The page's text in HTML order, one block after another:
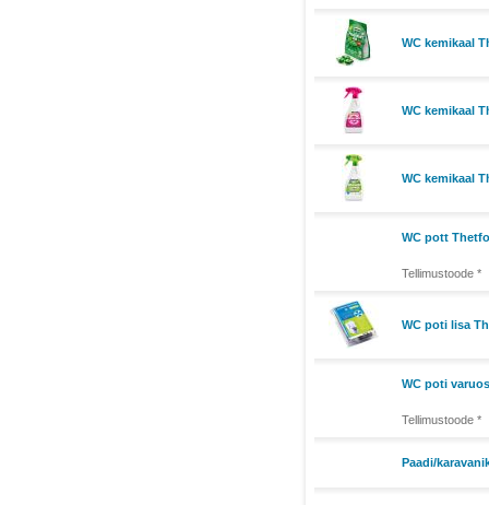
WC kemikaal
WC kemikaal
WC kemikaal
WC pott
Tellimustoode *
WC poti lisa
WC poti
Tellimustoode *
Paadi/